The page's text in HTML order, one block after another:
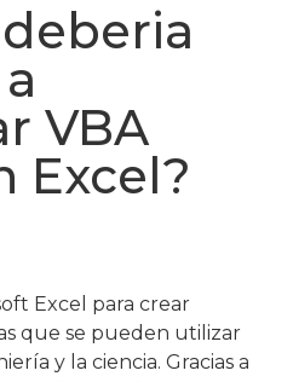
VBA
Excel?
Excel para crear
que se pueden utilizar
y la ciencia. Gracias a